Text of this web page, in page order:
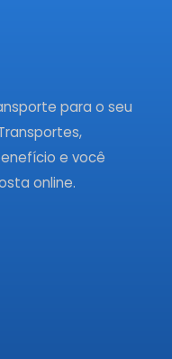
para o seu
e você
online.